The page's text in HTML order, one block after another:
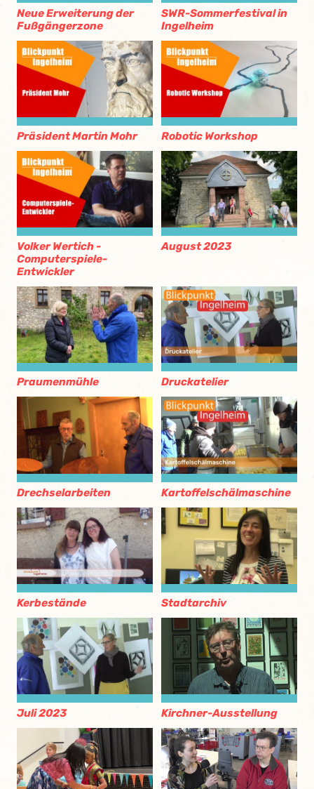
Neue Erweiterung der
Fußgängerzone
SWR-Sommerfestival in
Ingelheim
Präsident Martin Mohr Robotic Workshop
Volker Wertich -
Computerspiele-
Entwickler
August 2023
Praumenmühle Druckatelier
Drechselarbeiten Kartoffelschälmaschine
Kerbestände Stadtarchiv
Juli 2023 Kirchner-Ausstellung